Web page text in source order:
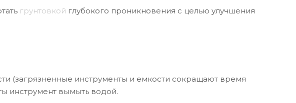
грунтовкой глубокого проникновения с целью улучшения
(загрязненные инструменты и емкости сокращают время
инструмент вымыть водой.